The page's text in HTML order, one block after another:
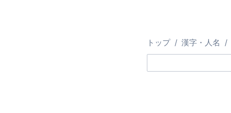
トップ 漢字・人名